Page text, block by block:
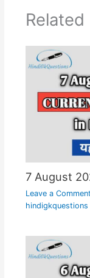
Related
7 August
Leave a Comment
hindigkquestions